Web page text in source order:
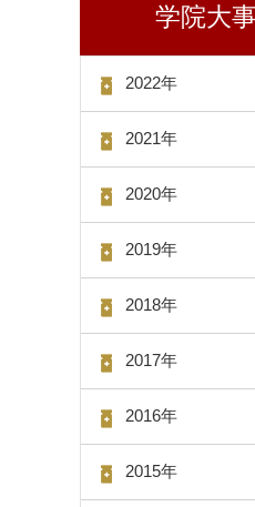
学院大
2022年
2021年
2020年
2019年
2018年
2017年
2016年
2015年